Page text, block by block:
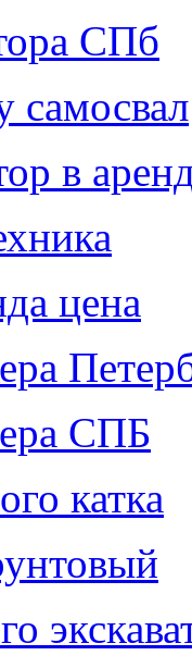
СПб
самосвал
в
цена
СПБ
катка